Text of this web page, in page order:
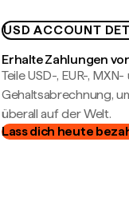
USD ACCOUNT
Erhalte Zahlungen
Teile USD-, EUR-,
Gehaltsabrechnung,
überall auf der Welt.
Lass dich heute